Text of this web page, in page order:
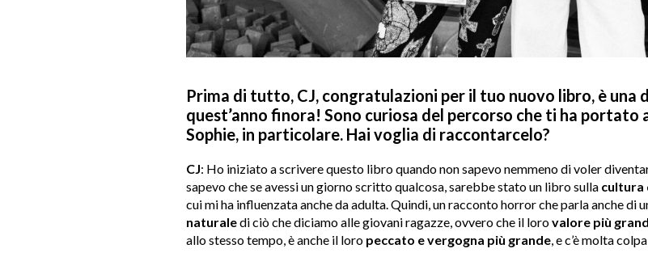
Prima di tutto, CJ, congratulazioni per il tuo nuovo libro, è
quest’anno finora! Sono curiosa del percorso che ti ha portato
Sophie, in particolare. Hai voglia di raccontarcelo?
CJ: Ho iniziato a scrivere questo libro quando non sapevo nemmeno di voler
sapevo che se avessi un giorno scritto qualcosa, sarebbe stato un libro sullacultura
cui mi ha influenzata anche da adulta. Quindi, un racconto horror che parla anche di
naturaledi ciò che diciamo alle giovani ragazze, ovvero che il lorovalore più
allo stesso tempo, è anche il loro peccato e vergogna più grande, e c’è molta